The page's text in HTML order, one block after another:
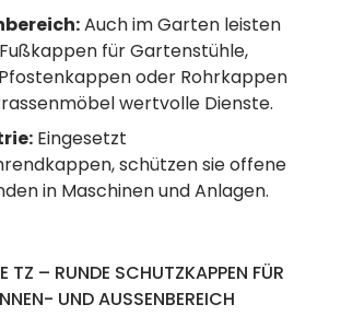
Auch im Garten leisten
für Gartenstühle,
oder Rohrkappen
wertvolle Dienste.
Eingesetzt
schützen sie offene
in Maschinen und Anlagen.
TZ – RUNDE SCHUTZKAPPEN FÜR
UND AUSSENBEREICH